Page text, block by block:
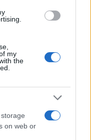
my
the
on web or